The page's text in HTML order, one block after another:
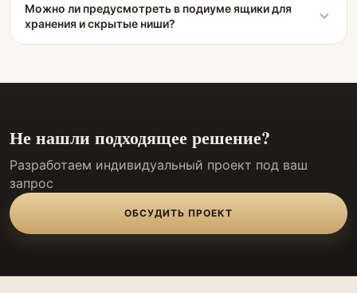
Можно ли предусмотреть в подиуме ящики для
хранения и скрытые ниши?
Не нашли подходящее решение?
Разработаем индивидуальный проект под ваш
запрос
ОБСУДИТЬ ПРОЕКТ